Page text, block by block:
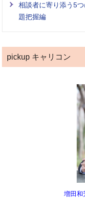
相談者に寄り添う5
題把握編
pickup キャリコン
増田和